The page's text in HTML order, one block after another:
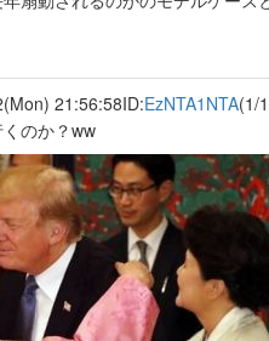
21:56:58ID:EzNTA1NTA(1/
のか？ww